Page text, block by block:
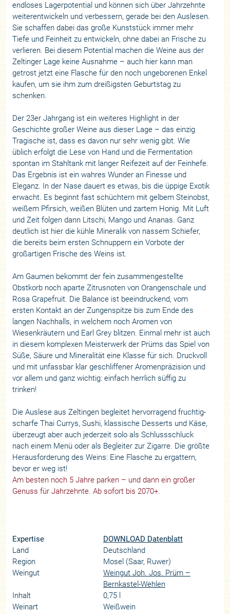
endloses Lagerpotential und können sich über Jahrzehnte
weiterentwickeln und verbessern, gerade bei den Auslesen.
Sie schaffen dabei das große Kunststück immer mehr
Tiefe und Feinheit zu entwickeln, ohne dabei an Frische zu
verlieren. Bei diesem Potential machen die Weine aus der
Zeltinger Lage keine Ausnahme – auch hier kann man
getrost jetzt eine Flasche für den noch ungeborenen Enkel
kaufen, um sie ihm zum dreißigsten Geburtstag zu
schenken.
Der 23er Jahrgang ist ein weiteres Highlight in der
Geschichte großer Weine aus dieser Lage – das einzig
Tragische ist, dass es davon nur sehr wenig gibt. Wie
üblich erfolgt die Lese von Hand und die Fermentation
spontan im Stahltank mit langer Reifezeit auf der Feinhefe.
Das Ergebnis ist ein wahres Wunder an Finesse und
Eleganz. In der Nase dauert es etwas, bis die üppige Exotik
erwacht. Es beginnt fast schüchtern mit gelbem Steinobst,
weißem Pfirsich, weißen Blüten und zartem Honig. Mit Luft
und Zeit folgen dann Litschi, Mango und Ananas. Ganz
deutlich ist hier die kühle Mineralik von nassem Schiefer,
die bereits beim ersten Schnuppern ein Vorbote der
großartigen Frische des Weins ist.
Am Gaumen bekommt der fein zusammengestellte
Obstkorb noch aparte Zitrusnoten von Orangenschale und
Rosa Grapefruit. Die Balance ist beeindruckend, vom
ersten Kontakt an der Zungenspitze bis zum Ende des
langen Nachhalls, in welchem noch Aromen von
Wiesenkräutern und Earl Grey blitzen. Einmal mehr ist auch
in diesem komplexen Meisterwerk der Prüms das Spiel von
Süße, Säure und Mineralität eine Klasse für sich. Druckvoll
und mit unfassbar klar geschliffener Aromenpräzision und
vor allem und ganz wichtig: einfach herrlich süffig zu
trinken!
Die Auslese aus Zeltingen begleitet hervorragend fruchtig-
scharfe Thai Currys, Sushi, klassische Desserts und Käse,
überzeugt aber auch jederzeit solo als Schlussschluck
nach einem Menü oder als Begleiter zur Zigarre. Die größte
Herausforderung des Weins: Eine Flasche zu ergattern,
bevor er weg ist!
Am besten noch 5 Jahre parken – und dann ein großer
Genuss für Jahrzehnte. Ab sofort bis 2070+.
Expertise
DOWNLOAD Datenblatt
Land
Deutschland
Region
Mosel (Saar, Ruwer)
Weingut
Weingut Joh. Jos. Prüm –
Bernkastel-Wehlen
Inhalt
0,75 l
Weinart
Weißwein